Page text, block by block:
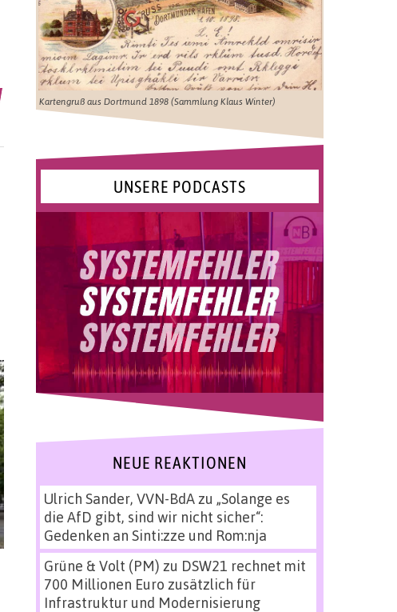
Kartengruß aus Dortmund 1898 (Sammlung Klaus Winter)
UNSERE PODCASTS
NEUE REAKTIONEN
Ulrich Sander, VVN-BdAzu „Solange es
die AfD gibt, sind wir nicht sicher“:
Gedenken an Sinti:zze und Rom:nja
Grüne & Volt (PM) zu DSW21 rechnet mit
700 Millionen Euro zusätzlich für
Infrastruktur und Modernisierung